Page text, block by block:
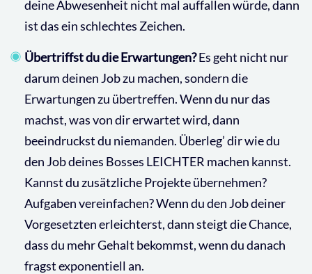
deine Abwesenheit nicht mal auffallen würde, dann
ist das ein schlechtes Zeichen.
Übertriffst du die Erwartungen?Es geht nicht nur
darum deinen Job zu machen, sondern die
Erwartungen zu übertreffen. Wenn du nur das
machst, was von dir erwartet wird, dann
beeindruckst du niemanden. Überleg’ dir wie du
den Job deines Bosses LEICHTER machen kannst.
Kannst du zusätzliche Projekte übernehmen?
Aufgaben vereinfachen? Wenn du den Job deiner
Vorgesetzten erleichterst, dann steigt die Chance,
dass du mehr Gehalt bekommst, wenn du danach
fragst exponentiell an.